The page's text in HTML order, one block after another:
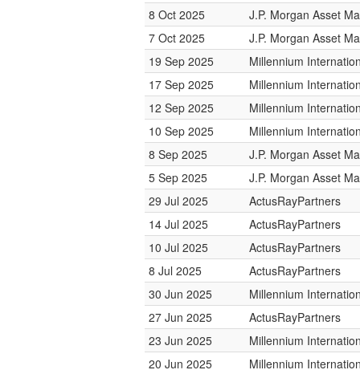
8 Oct 2025
J.P. Morgan Asset
7 Oct 2025
J.P. Morgan Asset
19 Sep 2025
Millennium
17 Sep 2025
Millennium
12 Sep 2025
Millennium
10 Sep 2025
Millennium
8 Sep 2025
J.P. Morgan Asset
5 Sep 2025
J.P. Morgan Asset
29 Jul 2025
ActusRayPartners
14 Jul 2025
ActusRayPartners
10 Jul 2025
ActusRayPartners
8 Jul 2025
ActusRayPartners
30 Jun 2025
Millennium
27 Jun 2025
ActusRayPartners
23 Jun 2025
Millennium
20 Jun 2025
Millennium